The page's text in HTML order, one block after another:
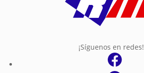
¡Síguenos en redes!